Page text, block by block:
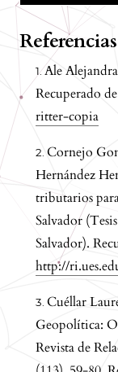
Referencias
Ale
Recuperado de
ritter-copia
Cornejo
Hernández
tributarios
Salvador
Salvador).
http://
Cuéllar
Geopolítica:
Revista de